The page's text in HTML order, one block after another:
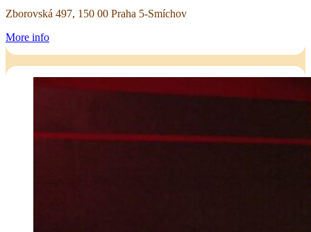
Zborovská 497, 150 00 Praha 5-Smíchov
More info